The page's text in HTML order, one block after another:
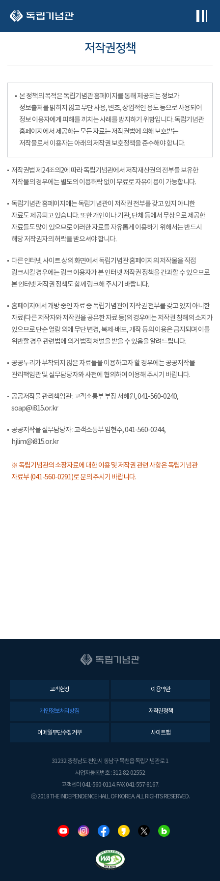
저작권정책
본 정책의 목적은 독립기념관 홈페이지를 통해 제공되는 정보가
정보출처를 밝히지 않고 무단 사용, 변조, 상업적인 용도 등으로 사용되어
정보 이용자에게 피해를 끼치는 사례를 방지하기 위함입니다. 독립기념관
홈페이지에서 제공하는 모든 자료는 저작권법에 의해 보호받는
저작물로서 이용자는 아래의 저작권 보호정책을 준수해야 합니다.
저작권법 제24조의2에 따라 독립기념관에서 저작재산권의 전부를 보유한
저작물의 경우에는 별도의 이용허락 없이 무료로 자유이용이 가능합니다.
독립기념관 홈페이지에는 독립기념관이 저작권 전부를 갖고 있지 아니한
자료도 제공되고 있습니다. 또한 개인이나 기관, 단체 등에서 무상으로 제공한
자료들도 많이 있으므로 이러한 자료를 자유롭게 이용하기 위해서는 반드시
해당 저작권자의 허락을 받으셔야 합니다.
다른 인터넷 사이트 상의 화면에서 독립기념관 홈페이지의 저작물을 직접
링크시킬 경우에는 링크 이용자가 본 인터넷 저작권 정책을 간과할 수 있으므로
본 인터넷 저작권 정책도 함께 링크해 주시기 바랍니다.
홈페이지에서 개방 중인 자료 중 독립기념관이 저작권 전부를 갖고 있지 아니한
자료(다른 저작자와 저작권을 공유한 자료 등)의 경우에는 저작권 침해의 소지가
있으므로 단순 열람 외에 무단 변경, 복제·배포, 개작 등의 이용은 금지되며 이를
위반할 경우 관련법에 의거 법적 처벌을 받을 수 있음을 알려드립니다.
공공누리가 부착되지 않은 자료들을 이용하고자 할 경우에는 공공저작물
관리책임관 및 실무담당자와 사전에 협의하여 이용해 주시기 바랍니다.
공공저작물 관리책임관 : 고객소통부 부장 서혜원, 041-560-0240,
soap@i815.or.kr
공공저작물 실무담당자 : 고객소통부 임현주, 041-560-0244,
hjlim@i815.or.kr
※ 독립기념관의 소장자료에 대한 이용 및 저작권 관련 사항은 독립기념관
자료부 (041-560-0291)로 문의 주시기 바랍니다.
고객헌장 이용약관
개인정보처리방침 저작권정책
이메일무단수집거부 사이트맵
31232 충청남도 천안시 동남구 목천읍 독립기념관로 1
사업자등록번호 : 312-82-02552
고객센터 041-560-0114. FAX 041-557-8167.
ⓒ 2018 THE INDEPENDENCE HALL OF KOREA. ALL RIGHTS RESERVED.